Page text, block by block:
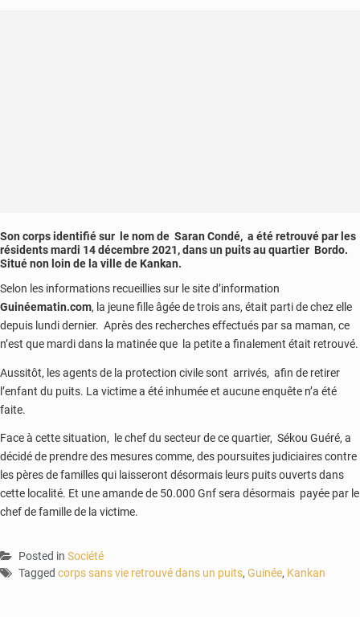
Son corps identifié sur le nom de Saran Condé, a été retrouvé par les
résidents mardi 14 décembre 2021, dans un puits au quartier Bordo.
Situé non loin de la ville de Kankan.
Selon les informations recueillies sur le site d’information
Guinéematin.com, la jeune fille âgée de trois ans, était parti de chez elle
depuis lundi dernier. Après des recherches effectués par sa maman, ce
n’est que mardi dans la matinée que la petite a finalement était retrouvé.
Aussitôt, les agents de la protection civile sont arrivés, afin de retirer
l’enfant du puits. La victime a été inhumée et aucune enquête n’a été
faite.
Face à cette situation, le chef du secteur de ce quartier, Sékou Guéré, a
décidé de prendre des mesures comme, des poursuites judiciaires contre
les pères de familles qui laisseront désormais leurs puits ouverts dans
cette localité. Et une amande de 50.000 Gnf sera désormais payée par le
chef de famille de la victime.
Posted in Société
Tagged corps sans vie retrouvé dans un puits, Guinée, Kankan